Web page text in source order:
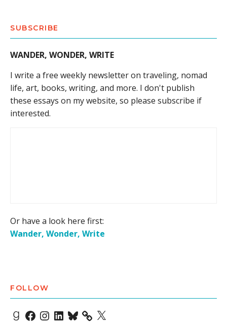
SUBSCRIBE
WANDER, WONDER, WRITE
I write a free weekly newsletter on traveling, nomad
life, art, books, writing, and more. I don't publish
these essays on my website, so please subscribe if
interested.
Or have a look here first:
Wander, Wonder, Write
FOLLOW
Goodreads
Facebook
Instagram
LinkedIn
Bluesky X